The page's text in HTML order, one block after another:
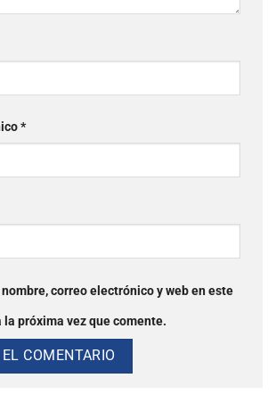
*
correo electrónico y web en este
la próxima vez que comente.